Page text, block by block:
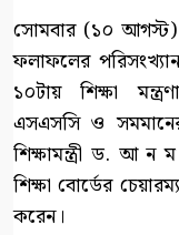
সোমবার (১০ আগস্ট)
ফলাফলের
১০টায় শিক্ষা
এসএসসি ও
শিক্ষামন্ত্রী ড. আ
শিক্ষা বোর্ডের
করেন।